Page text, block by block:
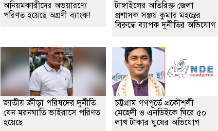
অনিয়মকারীদের অভয়ারণ্যে
পরিণত হয়েছে অগ্রণী ব্যাংক!
টাঙ্গাইলের অতিরিক্ত জেলা
প্রশাসক সঞ্জয় কুমার মহন্তের
বিরুদ্ধে ব্যাপক দুর্নীতির অভিযোগ
জাতীয় ক্রীড়া পরিষদের দুর্নীতি
যেন মরনঘাতি ভাইরাসে পরিণত
হয়েছে
চট্টগ্রাম গণপূর্তে প্রকৌশলী
মেহেদী ও এনডিইকে ঘিরে ৫০
লাখ টাকার ঘুষের অভিযোগ